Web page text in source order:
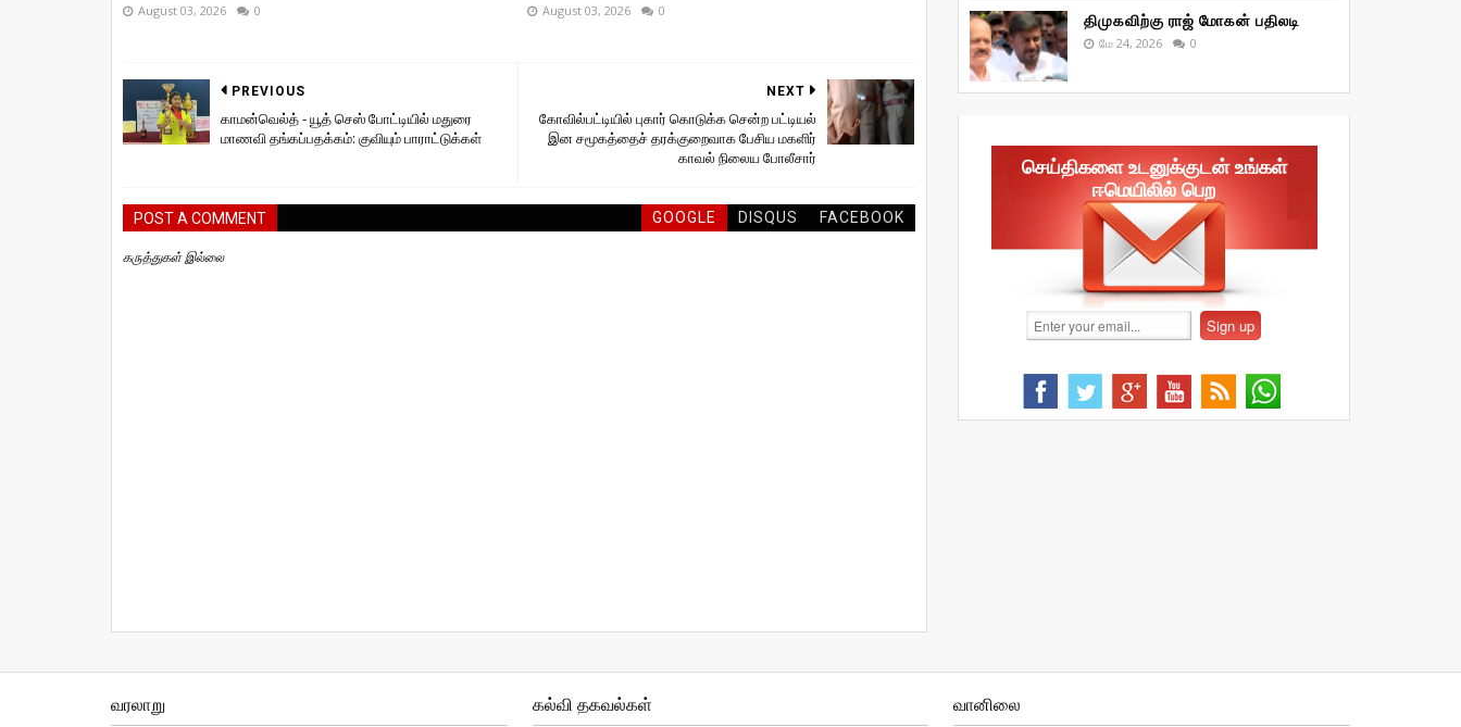
August 03, 2026 0 August 03, 2026 0
NEXT
கோவில்பட்டியில் புகார் கொடுக்க சென்ற பட்டியல்
இன சமூகத்தைச் தரக்குறைவாக பேசிய மகளிர்
காவல் நிலைய போலீசார்
PREVIOUS
காமன்வெல்த் - யூத் செஸ் போட்டியில் மதுரை
மாணவி தங்கப்பதக்கம்: குவியும் பாராட்டுக்கள்
POST A COMMENT GOOGLE DISQUS FACEBOOK
கருத்துகள் இல்லை
திமுகவிற்கு ராஜ் மோகன் பதிலடி
மே 24, 2026 0
செய்திகளை உடனுக்குடன் உங்கள்
ஈமெயிலில் பெற
வரலாறு கல்வி தகவல்கள் வானிலை